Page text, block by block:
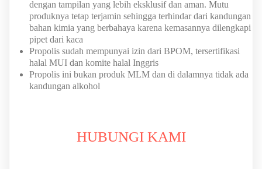
dengan tampilan yang lebih eksklusif dan aman. Mutu
produknya tetap terjamin sehingga terhindar dari kandungan
bahan kimia yang berbahaya karena kemasannya dilengkapi
pipet dari kaca
Propolis sudah mempunyai izin dari BPOM, tersertifikasi
halal MUI dan komite halal Inggris
Propolis ini bukan produk MLM dan di dalamnya tidak ada
kandungan alkohol
HUBUNGI KAMI